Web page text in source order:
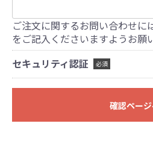
ご注文に関するお問い合わせに
をご記入くださいますようお願
セキュリティ認証
必須
確認ペー